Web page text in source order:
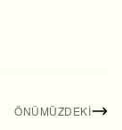
ÖNÜMÜZDEKI